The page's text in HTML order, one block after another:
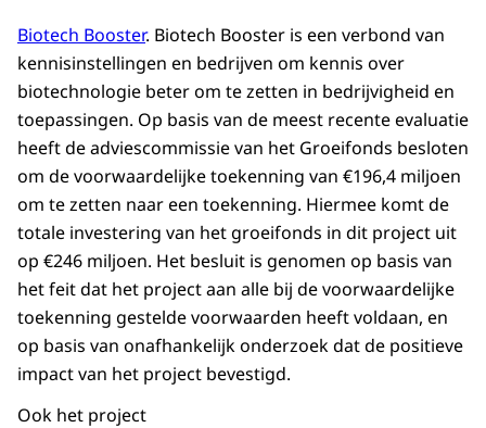
Biotech Booster. Biotech Booster is een verbond van
kennisinstellingen en bedrijven om kennis over
biotechnologie beter om te zetten in bedrijvigheid en
toepassingen. Op basis van de meest recente evaluatie
heeft de adviescommissie van het Groeifonds besloten
om de voorwaardelijke toekenning van €196,4 miljoen
om te zetten naar een toekenning. Hiermee komt de
totale investering van het groeifonds in dit project uit
op €246 miljoen. Het besluit is genomen op basis van
het feit dat het project aan alle bij de voorwaardelijke
toekenning gestelde voorwaarden heeft voldaan, en
op basis van onafhankelijk onderzoek dat de positieve
impact van het project bevestigd.
Ook het project